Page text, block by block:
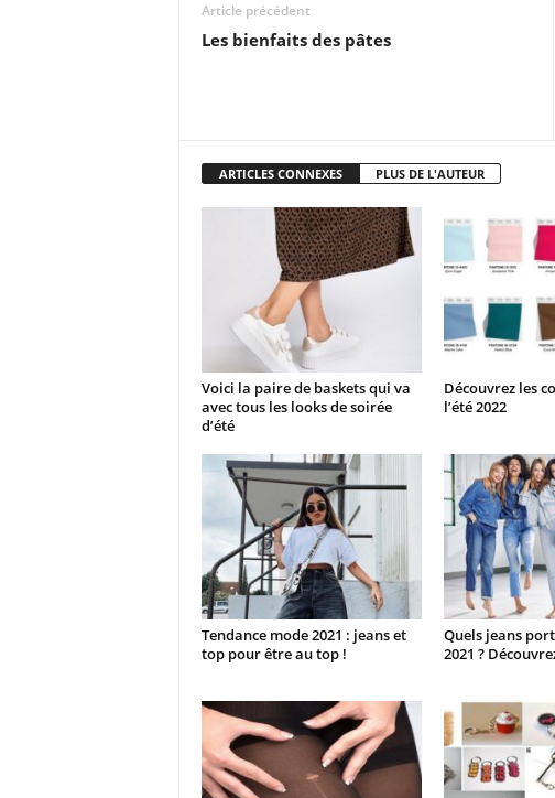
Article précédent
Les bienfaits des pâtes
ARTICLES CONNEXES PLUS DE L'AUTEUR
Voici la paire de baskets qui va
avec tous les looks de soirée
d’été
Découvrez les
l’été 2022
Tendance mode 2021 : jeans et
top pour être au top !
Quels jeans
2021 ?